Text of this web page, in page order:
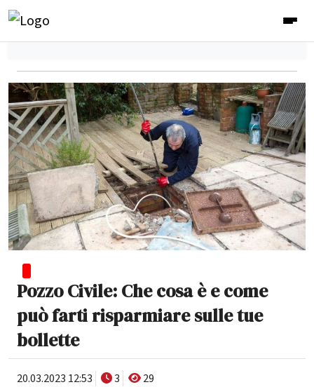
Pozzo Civile: Che cosa è e come
può farti risparmiare sulle tue
bollette
20.03.2023 12:53 3
29